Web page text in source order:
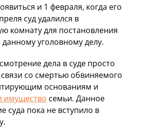
и 1 февраля, когда его
суд удалился в
комнату для постановления
уголовному делу.
дела в суде просто
со смертью обвиняемого
основаниям и
имущество семьи. Данное
суда пока не вступило в